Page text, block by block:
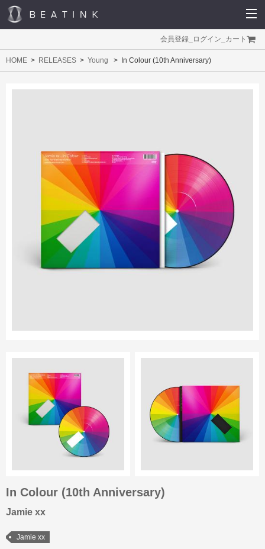
会員登録 ログイン カート
HOME RELEASES Young In Colour (10th Anniversary)
In Colour (10th Anniversary)
Jamie xx
Jamie xx